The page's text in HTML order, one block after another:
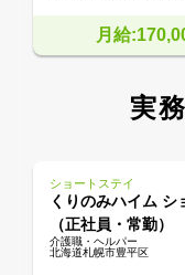
月給
実
ショートステイ
くりのみハイム シ
（正社員・常勤）
介護職・ヘルパー
北海道札幌市豊平区